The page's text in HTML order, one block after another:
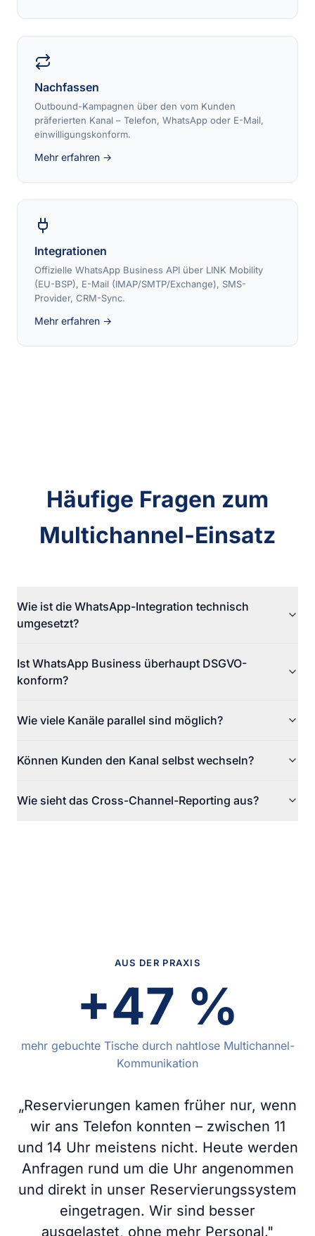
Nachfassen
Outbound-Kampagnen über den vom Kunden
präferierten Kanal – Telefon, WhatsApp oder E-Mail,
einwilligungskonform.
Mehr erfahren →
Integrationen
Offizielle WhatsApp Business API über LINK Mobility
(EU-BSP), E-Mail (IMAP/SMTP/Exchange), SMS-
Provider, CRM-Sync.
Mehr erfahren →
Häufige Fragen zum
Multichannel-Einsatz
Wie ist die WhatsApp-Integration technisch
umgesetzt?
Ist WhatsApp Business überhaupt DSGVO-
konform?
Wie viele Kanäle parallel sind möglich?
Können Kunden den Kanal selbst wechseln?
Wie sieht das Cross-Channel-Reporting aus?
AUS DER PRAXIS
+47 %
mehr gebuchte Tische durch nahtlose Multichannel-
Kommunikation
„Reservierungen kamen früher nur, wenn
wir ans Telefon konnten – zwischen 11
und 14 Uhr meistens nicht. Heute werden
Anfragen rund um die Uhr angenommen
und direkt in unser Reservierungssystem
eingetragen. Wir sind besser
ausgelastet, ohne mehr Personal."